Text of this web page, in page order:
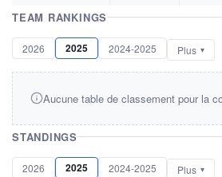
TEAM RANKINGS
2026 2025 2024-2025 Plus
Aucune table de classement pour la
STANDINGS
2026 2025 2024-2025 Plus